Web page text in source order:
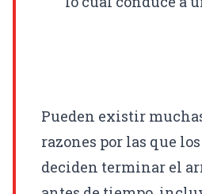
Pueden existir
razones por las que
deciden terminar el